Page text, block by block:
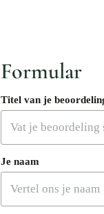
Formular
Titel van je
Je naam